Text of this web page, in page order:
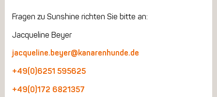
Fragen zu Sunshine richten Sie bitte an:
Jacqueline Beyer
jacqueline.beyer@kanarenhunde.de
+49(0)6251 595625
+49(0)172 6821357